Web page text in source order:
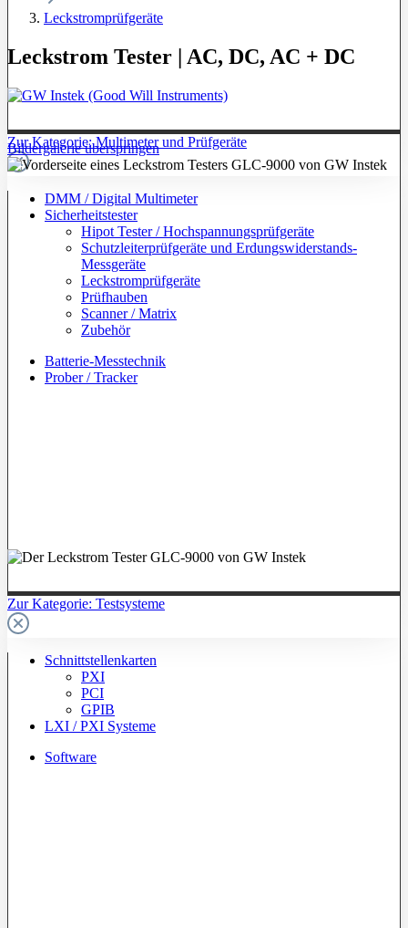
Zur Kategorie: Multimeter und Prüfgeräte
DMM / Digital Multimeter
Sicherheitstester
Hipot Tester / Hochspannungsprüfgeräte
Schutzleiterprüfgeräte und Erdungswiderstands-
Messgeräte
Leckstromprüfgeräte
Prüfhauben
Scanner / Matrix
Zubehör
Batterie-Messtechnik
Prober / Tracker
Zur Kategorie: Testsysteme
Schnittstellenkarten
PXI
PCI
GPIB
LXI / PXI Systeme
Software
Leckstromprüfgeräte
Leckstrom Tester | AC, DC, AC + DC
Bildergalerie überspringen